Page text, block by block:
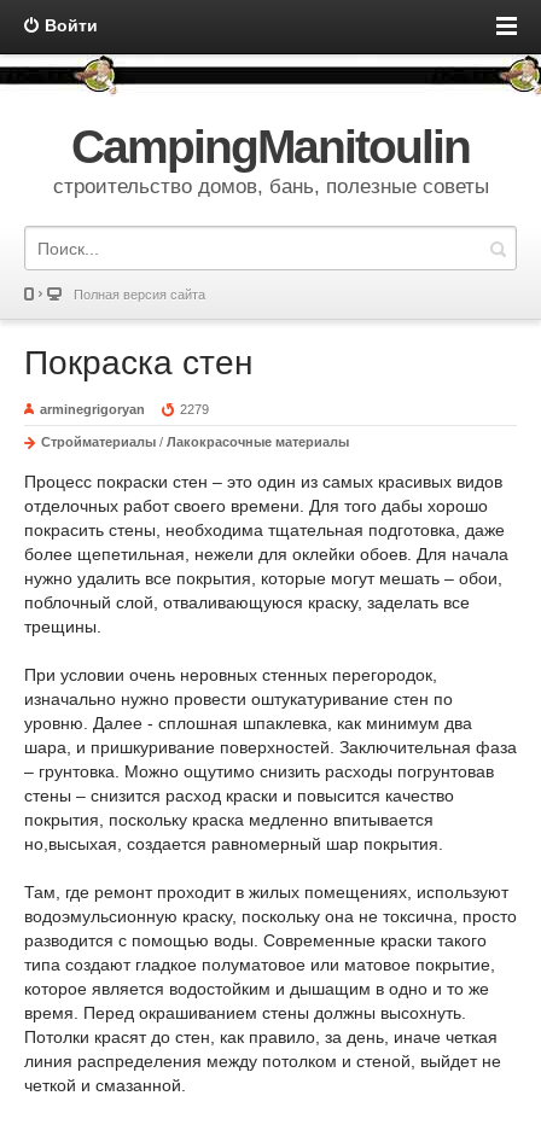
Войти
CampingManitoulin
строительство домов, бань, полезные советы
Полная версия сайта
Покраска стен
arminegrigoryan 2279
Стройматериалы / Лакокрасочные материалы
Процесс покраски стен – это один из самых красивых видов
отделочных работ своего времени. Для того дабы хорошо
покрасить стены, необходима тщательная подготовка, даже
более щепетильная, нежели для оклейки обоев. Для начала
нужно удалить все покрытия, которые могут мешать – обои,
поблочный слой, отваливающуюся краску, заделать все
трещины.
При условии очень неровных стенных перегородок,
изначально нужно провести оштукатуривание стен по
уровню. Далее - сплошная шпаклевка, как минимум два
шара, и пришкуривание поверхностей. Заключительная фаза
– грунтовка. Можно ощутимо снизить расходы погрунтовав
стены – снизится расход краски и повысится качество
покрытия, поскольку краска медленно впитывается
но,высыхая, создается равномерный шар покрытия.
Там, где ремонт проходит в жилых помещениях, используют
водоэмульсионную краску, поскольку она не токсична, просто
разводится с помощью воды. Современные краски такого
типа создают гладкое полуматовое или матовое покрытие,
которое является водостойким и дышащим в одно и то же
время. Перед окрашиванием стены должны высохнуть.
Потолки красят до стен, как правило, за день, иначе четкая
линия распределения между потолком и стеной, выйдет не
четкой и смазанной.